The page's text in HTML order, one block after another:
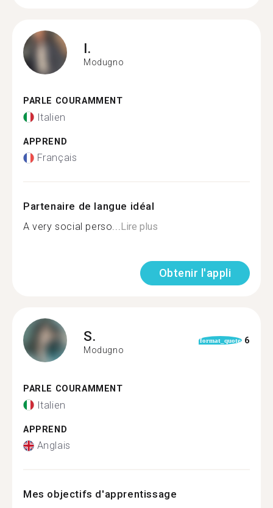
I.
Modugno
PARLE COURAMMENT
Italien
APPREND
Français
Partenaire de langue idéal
A very social perso...Lire plus
Obtenir l'appli
S.
Modugno
format_quote 6
PARLE COURAMMENT
Italien
APPREND
Anglais
Mes objectifs d'apprentissage